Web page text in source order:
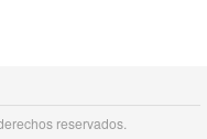
reservados.